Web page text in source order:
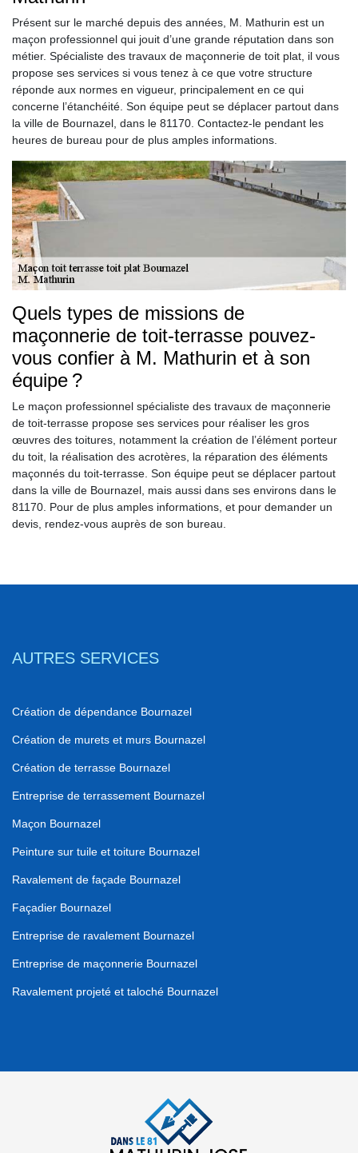
Présent sur le marché depuis des années, M. Mathurin est un
maçon professionnel qui jouit d’une grande réputation dans son
métier. Spécialiste des travaux de maçonnerie de toit plat, il vous
propose ses services si vous tenez à ce que votre structure
réponde aux normes en vigueur, principalement en ce qui
concerne l’étanchéité. Son équipe peut se déplacer partout dans
la ville de Bournazel, dans le 81170. Contactez-le pendant les
heures de bureau pour de plus amples informations.
Quels types de missions de
maçonnerie de toit-terrasse pouvez-
vous confier à M. Mathurin et à son
équipe ?
Le maçon professionnel spécialiste des travaux de maçonnerie
de toit-terrasse propose ses services pour réaliser les gros
œuvres des toitures, notamment la création de l’élément porteur
du toit, la réalisation des acrotères, la réparation des éléments
maçonnés du toit-terrasse. Son équipe peut se déplacer partout
dans la ville de Bournazel, mais aussi dans ses environs dans le
81170. Pour de plus amples informations, et pour demander un
devis, rendez-vous auprès de son bureau.
AUTRES SERVICES
Création de dépendance Bournazel
Création de murets et murs Bournazel
Création de terrasse Bournazel
Entreprise de terrassement Bournazel
Maçon Bournazel
Peinture sur tuile et toiture Bournazel
Ravalement de façade Bournazel
Façadier Bournazel
Entreprise de ravalement Bournazel
Entreprise de maçonnerie Bournazel
Ravalement projeté et taloché Bournazel